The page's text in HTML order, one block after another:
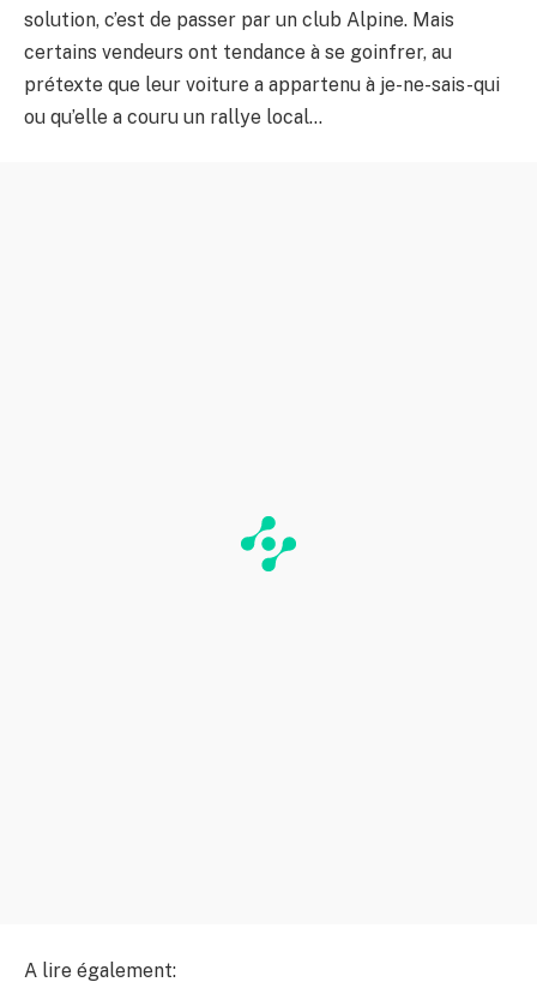
solution, c’est de passer par un club Alpine. Mais
certains vendeurs ont tendance à se goinfrer, au
prétexte que leur voiture a appartenu à je-ne-sais-qui
ou qu’elle a couru un rallye local…
A lire également: